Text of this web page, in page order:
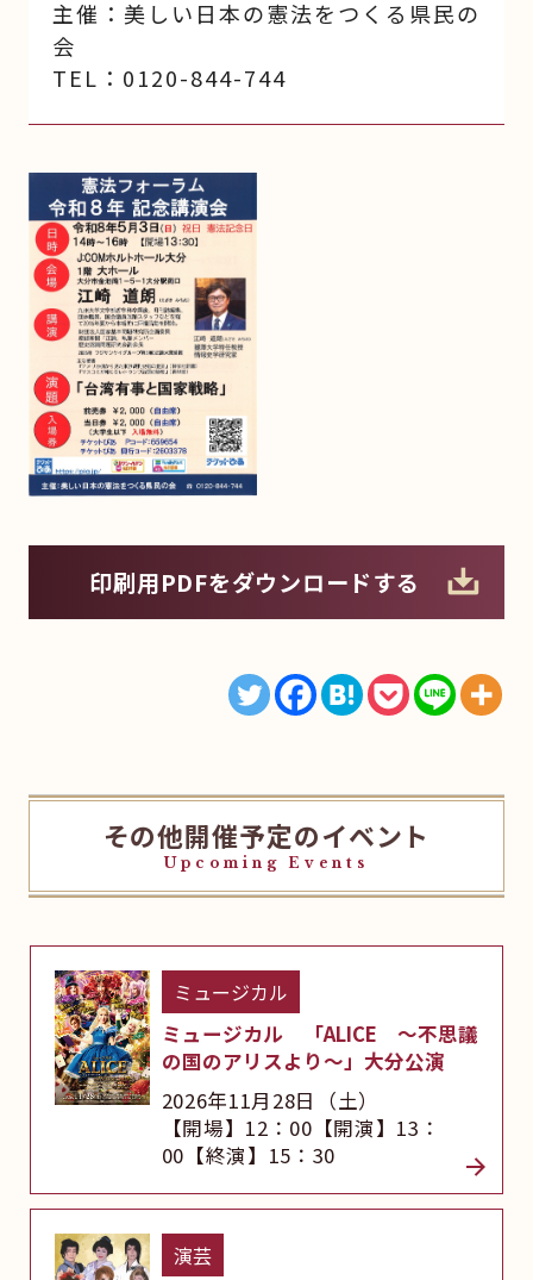
主催：美しい日本の憲法をつくる県民の
会
TEL：0120-844-744
印刷用PDFをダウンロードする
その他開催予定のイベント
Upcoming Events
ミュージカル
ミュージカル 「ALICE ～不思議
の国のアリスより～」大分公演
2026年11月28日（土）
【開場】12：00【開演】13：
00【終演】15：30
演芸